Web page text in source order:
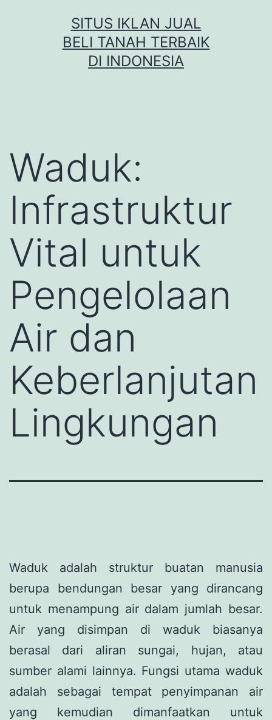
SITUS IKLAN JUAL
BELI TANAH TERBAIK
DI INDONESIA
Waduk:
Infrastruktur
Vital untuk
Pengelolaan
Air dan
Keberlanjutan
Lingkungan
Waduk adalah struktur buatan manusia
berupa bendungan besar yang dirancang
untuk menampung air dalam jumlah besar.
Air yang disimpan di waduk biasanya
berasal dari aliran sungai, hujan, atau
sumber alami lainnya. Fungsi utama waduk
adalah sebagai tempat penyimpanan air
yang kemudian dimanfaatkan untuk